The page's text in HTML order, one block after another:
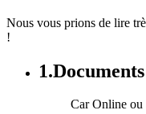
Nous vous prions de lire
!
Car Online ou